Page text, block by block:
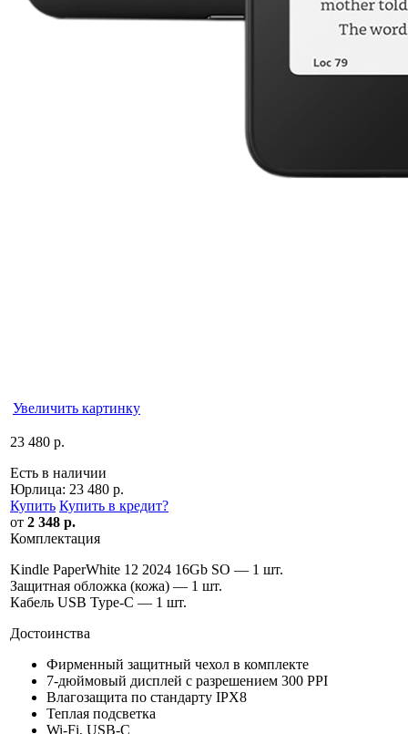
Увеличить картинку
23 480 р.
Есть в наличии
Юрлица: 23 480 р.
Купить Купить в кредит?
от 2 348 р.
Комплектация
Kindle PaperWhite 12 2024 16Gb SO — 1 шт.
Защитная обложка (кожа) — 1 шт.
Кабель USB Type-C — 1 шт.
Достоинства
Фирменный защитный чехол в комплекте
7-дюймовый дисплей с разрешением 300 PPI
Влагозащита по стандарту IPX8
Теплая подсветка
Wi-Fi, USB-C